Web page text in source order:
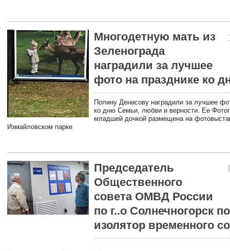
Многодетную мать из
Зеленограда
наградили за лучшее
фото на празднике ко
Полину Денисову наградили за лучшее
ко дню Семьи, любви и верности. Ее
младшей дочкой размещена на
Измайловском парке
Председатель
Общественного
совета ОМВД России
по г..о Солнечногорск
изолятор временного